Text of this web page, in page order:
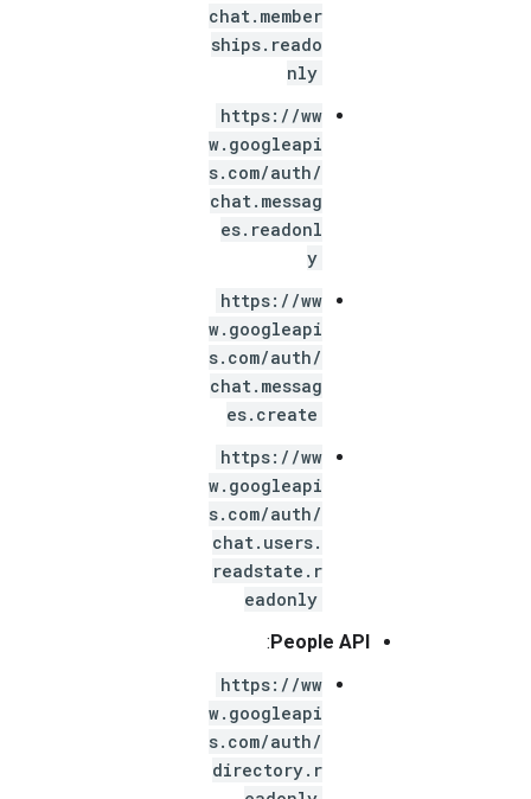
chat.member
ships.reado
nly
https://ww
w.googleapi
s.com/auth/
chat.messag
es.readonl
y
https://ww
w.googleapi
s.com/auth/
chat.messag
es.create
https://ww
w.googleapi
s.com/auth/
chat.users.
readstate.r
eadonly
People API
:
https://ww
w.googleapi
s.com/auth/
directory.r